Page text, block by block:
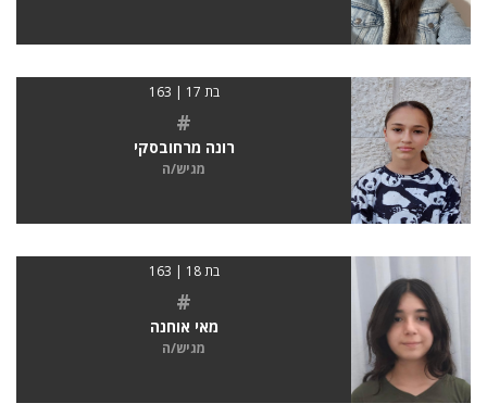
בת 17 | 163
#
רונה מרחובסקי
מגיש/ה
בת 18 | 163
#
מאי אוחנה
מגיש/ה